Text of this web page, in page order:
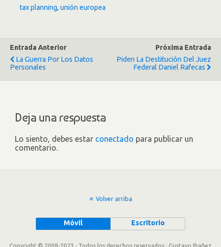
tax planning, unión europea
Entrada Anterior
La Guerra Por Los Datos
Personales
Próxima Entrada
Piden La Destitución Del Juez
Federal Daniel Rafecas
Deja una respuesta
Lo siento, debes estar conectado para publicar un
comentario.
Volver arriba
Móvil Escritorio
Copyright © 2008-2023 · Todos los derechos reservados · Gustavo Ibañez